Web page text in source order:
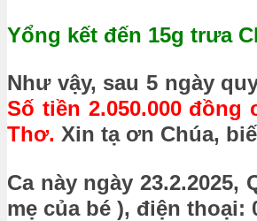
Yổng kết đến 15g trưa
Như vậy, sau 5 ngày
Số tiền 2.050.000
Thơ. Xin tạ ơn Chúa,
Ca này ngày
mẹ của bé ), điện thoại: